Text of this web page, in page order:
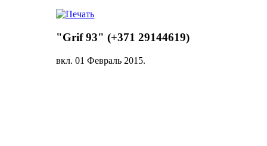
"Grif 93" (+371 29144619)
вкл.01 Февраль 2015.